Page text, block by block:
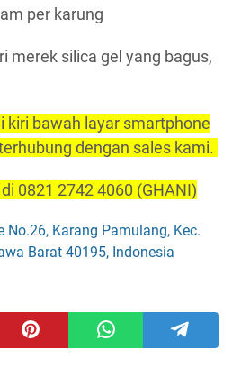
per karung
merek silica gel yang bagus,
kiri bawah layar smartphone
dengan sales kami.
0821 2742 4060 (GHANI)
No.26, Karang Pamulang, Kec.
Barat 40195, Indonesia